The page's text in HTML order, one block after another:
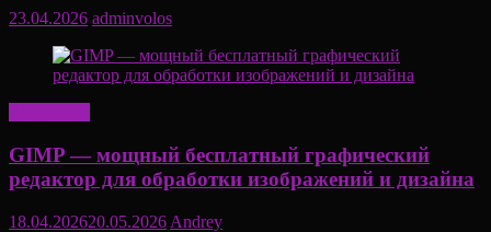
23.04.2026 adminvolos
GIMP — мощный бесплатный графический
редактор для обработки изображений и дизайна
18.04.202620.05.2026 Andrey